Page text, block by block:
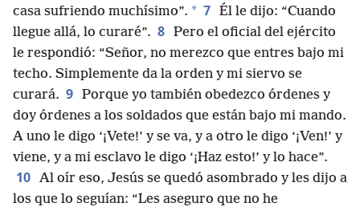
casa sufriendo muchísimo”. * 7 Él le dijo: “Cuando
llegue allá, lo curaré”. 8 Pero el oficial del ejército
le respondió: “Señor, no merezco que entres bajo mi
techo. Simplemente da la orden y mi siervo se
curará. 9 Porque yo también obedezco órdenes y
doy órdenes a los soldados que están bajo mi mando.
A uno le digo ‘¡Vete!’ y se va, y a otro le digo ‘¡Ven!’ y
viene, y a mi esclavo le digo ‘¡Haz esto!’ y lo hace”.
10 Al oír eso, Jesús se quedó asombrado y les dijo a
los que lo seguían: “Les aseguro que no he